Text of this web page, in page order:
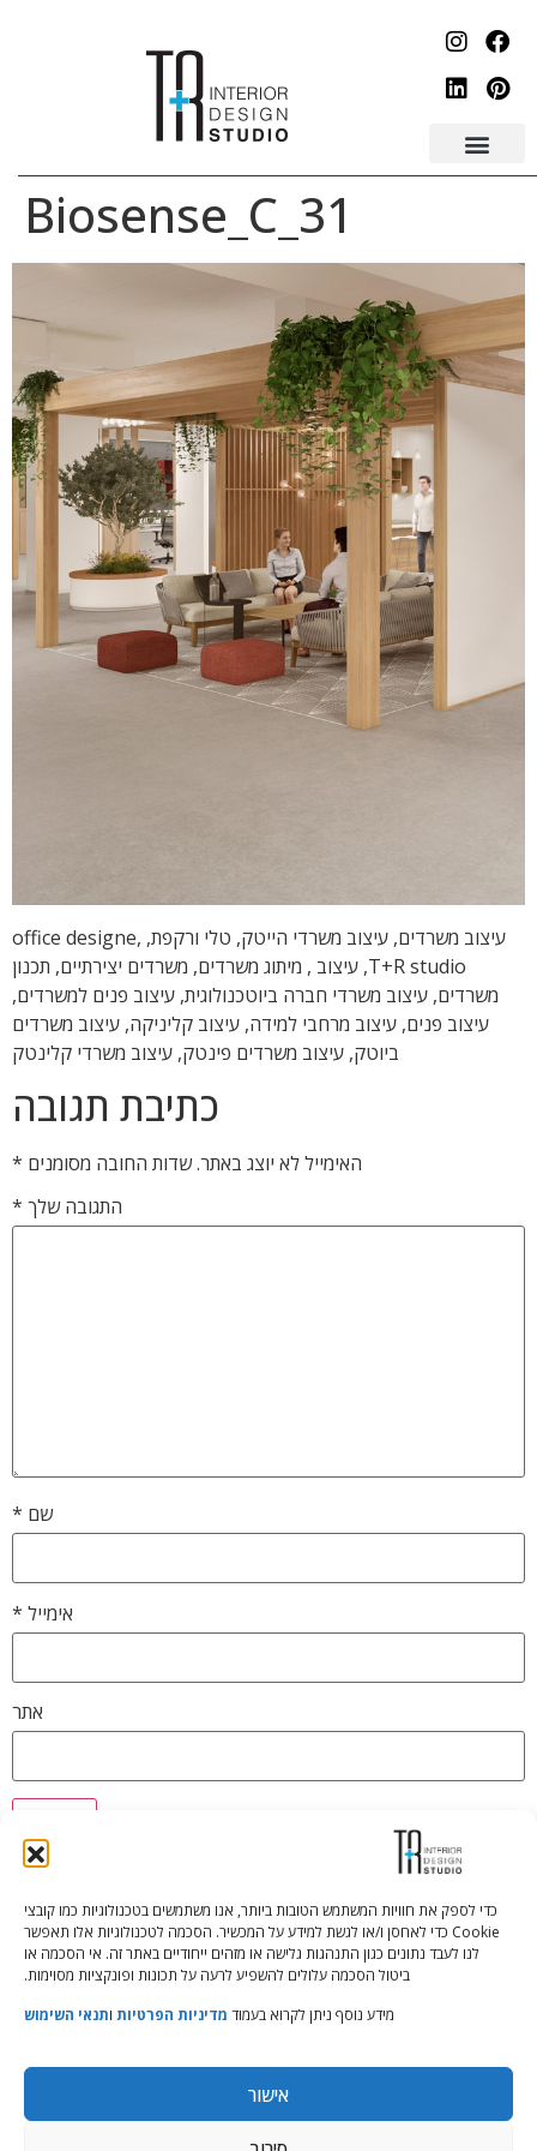
כדי לספק את חוויות המשתמש הטובות ביותר, אנו משתמשים בטכנולוגיות כמו קובצי
Cookie כדי לאחסן ו/או לגשת למידע על המכשיר. הסכמה לטכנולוגיות אלו תאפשר
לנו לעבד נתונים כגון התנהגות גלישה או מזהים ייחודיים באתר זה. אי הסכמה או
ביטול הסכמה עלולים להשפיע לרעה על תכונות ופונקציות מסוימות.
מידע נוסף ניתן לקרוא בעמוד מדיניות הפרטיות ותנאי השימוש
אישור
Biosense_C_31
עיצוב משרדים, עיצוב משרדי הייטק, טלי ורקפת, office designe,
T+R studio, עיצוב , מיתוג משרדים, משרדים יצירתיים, תכנון
משרדים, עיצוב משרדי חברה ביוטכנולוגית, עיצוב פנים למשרדים,
עיצוב פנים, עיצוב מרחבי למידה, עיצוב קליניקה, עיצוב משרדים
ביוטק, עיצוב משרדים פינטק, עיצוב משרדי קלינטק
כתיבת תגובה
האימייל לא יוצג באתר.שדות החובה מסומנים *
התגובה שלך *
שם *
אימייל *
אתר
Tali Shenfeld:052.620.2446
tali@TRstudio.co.il
rakefet@TRstudio.co.il